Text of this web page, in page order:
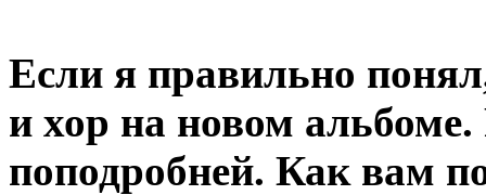
Если я правильно
и хор на новом
поподробней. Как вам